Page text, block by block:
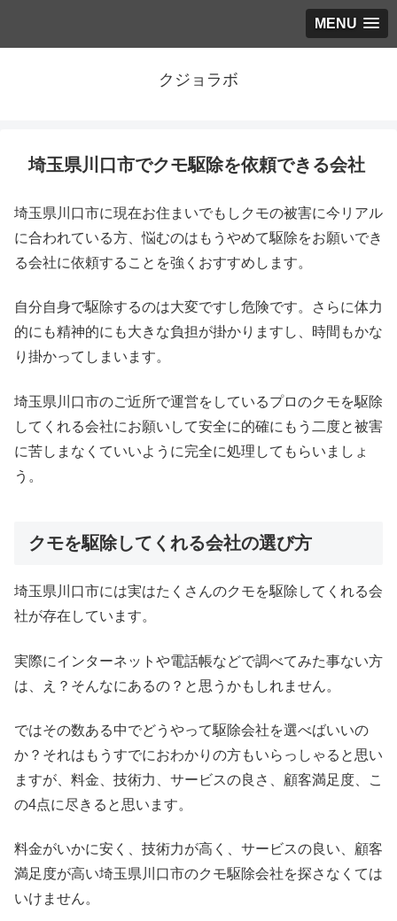
MENU
クジョラボ
埼玉県川口市でクモ駆除を依頼できる会社
埼玉県川口市に現在お住まいでもしクモの被害に今リアル
に合われている方、悩むのはもうやめて駆除をお願いでき
る会社に依頼することを強くおすすめします。
自分自身で駆除するのは大変ですし危険です。さらに体力
的にも精神的にも大きな負担が掛かりますし、時間もかな
り掛かってしまいます。
埼玉県川口市のご近所で運営をしているプロのクモを駆除
してくれる会社にお願いして安全に的確にもう二度と被害
に苦しまなくていいように完全に処理してもらいましょ
う。
クモを駆除してくれる会社の選び方
埼玉県川口市には実はたくさんのクモを駆除してくれる会
社が存在しています。
実際にインターネットや電話帳などで調べてみた事ない方
は、え？そんなにあるの？と思うかもしれません。
ではその数ある中でどうやって駆除会社を選べばいいの
か？それはもうすでにおわかりの方もいらっしゃると思い
ますが、料金、技術力、サービスの良さ、顧客満足度、こ
の4点に尽きると思います。
料金がいかに安く、技術力が高く、サービスの良い、顧客
満足度が高い埼玉県川口市のクモ駆除会社を探さなくては
いけません。